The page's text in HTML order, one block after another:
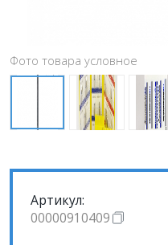
Фото товара условное
Артикул:
00000910409